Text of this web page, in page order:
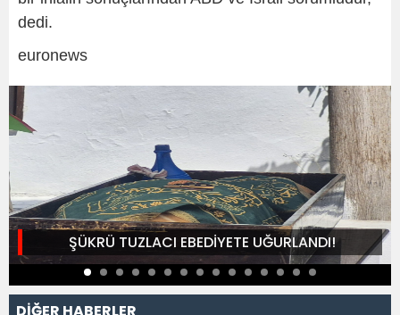
dedi.
euronews
ŞÜKRÜ TUZLACI EBEDİYETE UĞURLANDI!
DİĞER HABERLER